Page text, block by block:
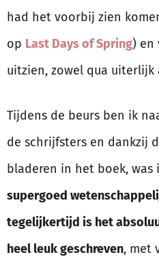
had het voorbij zien
op Last Days of Spring) en
uitzien, zowel qua uiterlijk
Tijdens de beurs ben ik
de schrijfsters en dankzij
bladeren in het boek, was
supergoed
tegelijkertijd is het
heel leuk geschreven, met